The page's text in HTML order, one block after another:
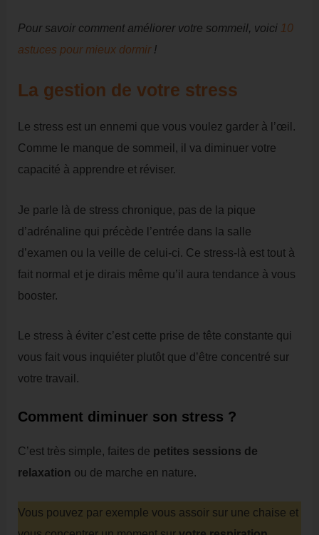
Pour savoir comment améliorer votre sommeil, voici 10
astuces pour mieux dormir!
La gestion de votre stress
Le stress est un ennemi que vous voulez garder à l’œil.
Comme le manque de sommeil, il va diminuer votre
capacité à apprendre et réviser.
Je parle là de stress chronique, pas de la pique
d’adrénaline qui précède l’entrée dans la salle
d’examen ou la veille de celui-ci. Ce stress-là est tout à
fait normal et je dirais même qu’il aura tendance à vous
booster.
Le stress à éviter c’est cette prise de tête constante qui
vous fait vous inquiéter plutôt que d’être concentré sur
votre travail.
Comment diminuer son stress ?
C’est très simple, faites de petites sessions de
relaxation ou de marche en nature.
Vous pouvez par exemple vous assoir sur une chaise et